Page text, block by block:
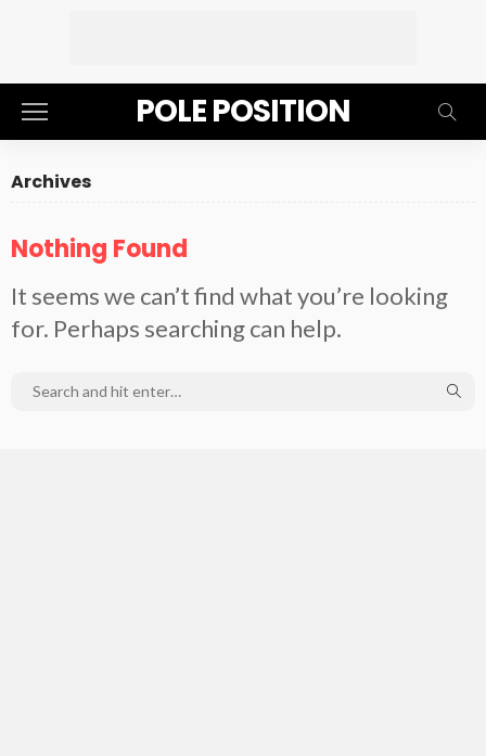
POLE POSITION
Archives
Nothing Found
It seems we can’t find what you’re looking
for. Perhaps searching can help.